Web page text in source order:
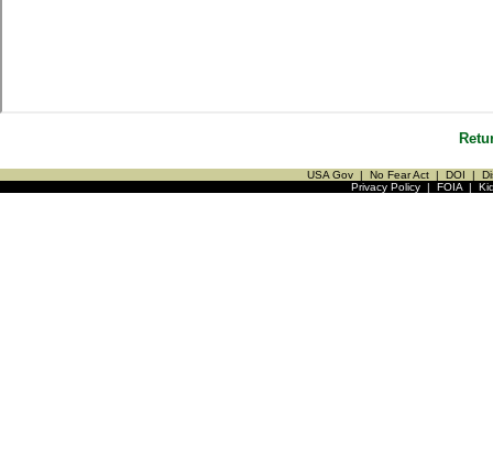
USA Gov | No Fear Act | DOI |
Privacy Policy| FOIA|